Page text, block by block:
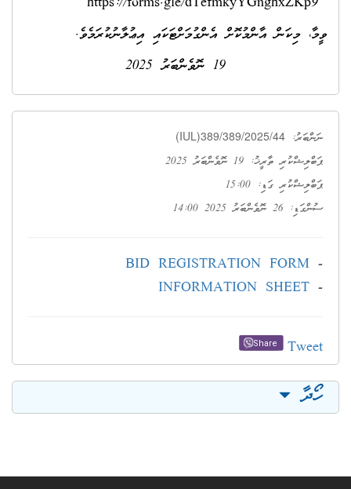
ވީމާ، މިކަން އާންމުކޮށް އެންގުމަށްޓަކައި އިޢުލާނުކުރަމެވެ.
19 ނޮވެންބަރު 2025
ނަންބަރު: (IUL)389/389/2025/44
ޕަބްލިޝްކުރި ތާރީޚު: 19 ނޮވެންބަރު 2025
ޕަބްލިޝްކުރި ގަޑި: 15:00
ސުންގަޑި: 26 ނޮވެންބަރު 2025 14:00
-
BID REGISTRATION FORM
-
INFORMATION SHEET
Tweet
Share
ހޯދާ